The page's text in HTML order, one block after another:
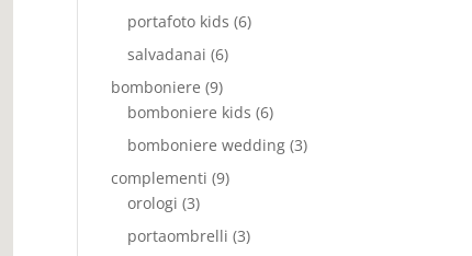
portafoto kids (6)
salvadanai (6)
bomboniere (9)
bomboniere kids (6)
bomboniere wedding (3)
complementi (9)
orologi (3)
portaombrelli (3)